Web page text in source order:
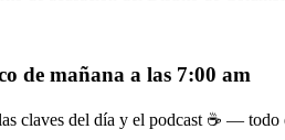
de mañana a las 7:00 am
claves del día y el podcast ☕ —